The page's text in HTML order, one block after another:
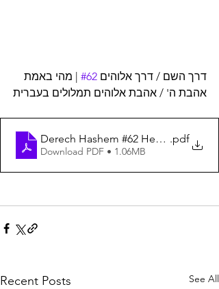
דרך השם / דרך אלוהים #62 | מהי באמת
אהבת ה' / אהבת אלוהים תמלולים בעברית
Derech Hashem #62 Hebrew.pdf
Download PDF • 1.06MB
Recent Posts See All